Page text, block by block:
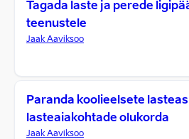
Tagada laste ja perede
teenustele
Jaak Aaviksoo
Paranda koolieelsete
lasteaiakohtade olukorda
Jaak Aaviksoo